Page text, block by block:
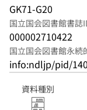
GK71-G20
国立国会図書館書誌
000002710422
国立国会図書館永続
info:ndljp/pid/
資料種別